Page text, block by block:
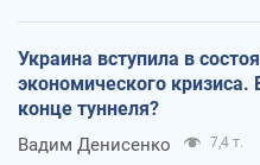
Украина вступила в
экономического кризиса.
конце туннеля?
Вадим Денисенко 7,4 т.